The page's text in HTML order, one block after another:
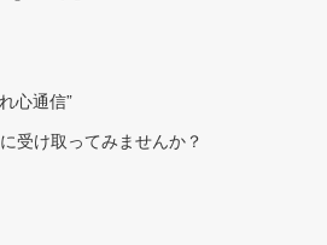
心通信”
受け取ってみませんか？